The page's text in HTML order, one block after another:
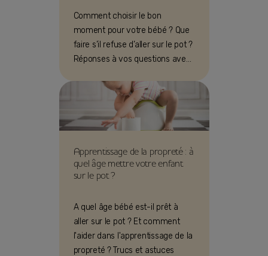
Comment choisir le bon
moment pour votre bébé ? Que
faire s’il refuse d’aller sur le pot ?
Réponses à vos questions avec
pédiatre !
Apprentissage de la propreté : à
quel âge mettre votre enfant
sur le pot ?
A quel âge bébé est-il prêt à
aller sur le pot ? Et comment
l'aider dans l'apprentissage de la
propreté ? Trucs et astuces